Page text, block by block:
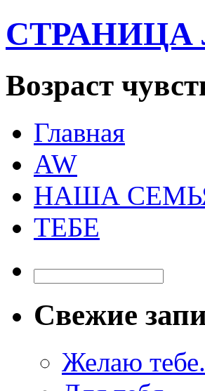
Возраст
Главная
AW
НАША
ТЕБЕ
Свежие
Желаю